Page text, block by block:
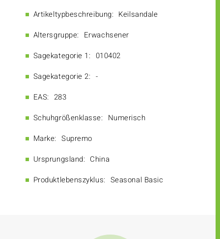
Artikeltypbeschreibung: Keilsandale
Altersgruppe: Erwachsener
Sagekategorie 1: 010402
Sagekategorie 2: -
EAS: 283
Schuhgrößenklasse: Numerisch
Marke: Supremo
Ursprungsland: China
Produktlebenszyklus: Seasonal Basic